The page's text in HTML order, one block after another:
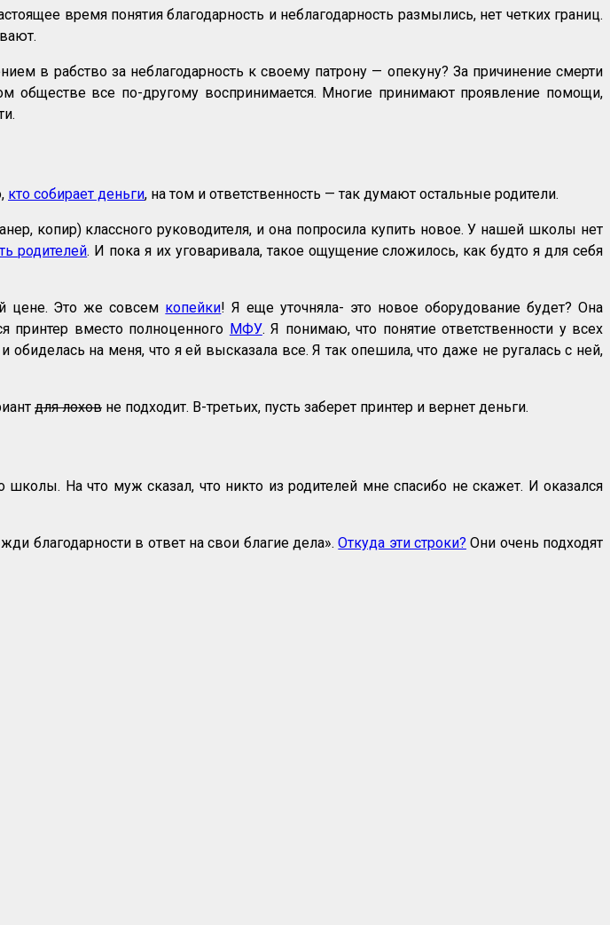
время понятия благодарность и неблагодарность размылись, нет четких границ.
в рабство за неблагодарность к своему патрону — опекуну? За причинение смерти
обществе все по-другому воспринимается. Многие принимают проявление помощи,
кто собирает деньги, на том и ответственность — так думают остальные родители.
копир) классного руководителя, и она попросила купить новое. У нашей школы нет
родителей. И пока я их уговаривала, такое ощущение сложилось, как будто я для себя
цене. Это же совсем копейки! Я еще уточняла- это новое оборудование будет? Она
принтер вместо полноценного МФУ. Я понимаю, что понятие ответственности у всех
на меня, что я ей высказала все. Я так опешила, что даже не ругалась с ней,
для лохов не подходит. В-третьих, пусть заберет принтер и вернет деньги.
На что муж сказал, что никто из родителей мне спасибо не скажет. И оказался
благодарности в ответ на свои благие дела».Откуда эти строки? Они очень подходят